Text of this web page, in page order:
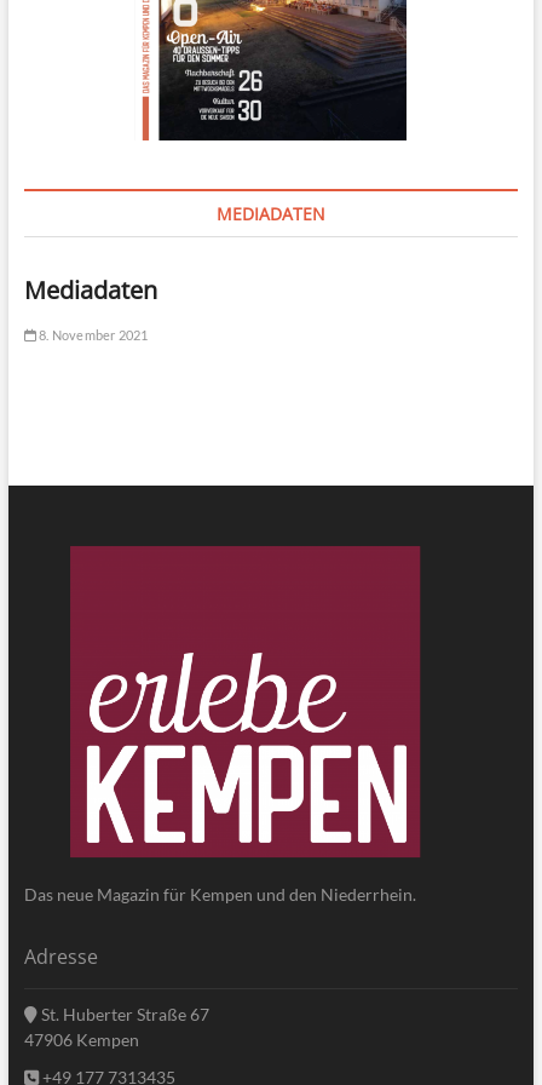
MEDIADATEN
Mediadaten
8. November 2021
Das neue Magazin für Kempen und den Niederrhein.
Adresse
St. Huberter Straße 67
47906 Kempen
+49 177 7313435